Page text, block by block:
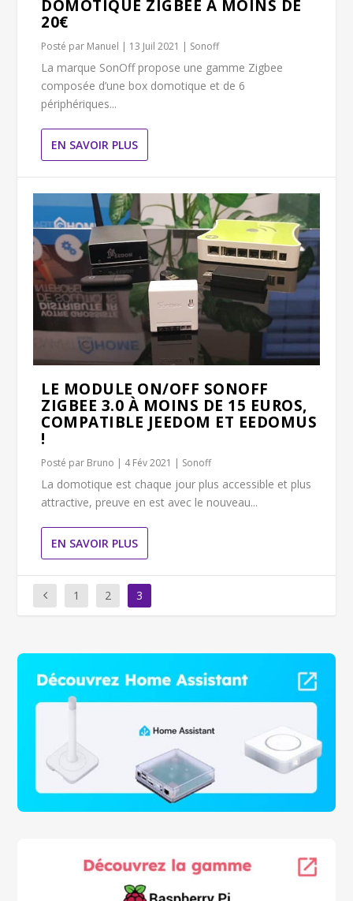
DOMOTIQUE ZIGBEE À MOINS DE
20€
Posté par Manuel | 13 Juil 2021 | Sonoff
La marque SonOff propose une gamme Zigbee
composée d’une box domotique et de 6
périphériques...
EN SAVOIR PLUS
LE MODULE ON/OFF SONOFF
ZIGBEE 3.0 À MOINS DE 15 EUROS,
COMPATIBLE JEEDOM ET EEDOMUS
!
Posté par Bruno | 4 Fév 2021 | Sonoff
La domotique est chaque jour plus accessible et plus
attractive, preuve en est avec le nouveau...
EN SAVOIR PLUS
1 2 3